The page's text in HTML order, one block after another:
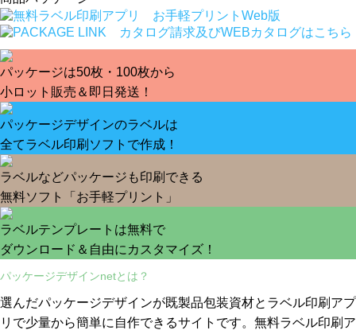
パッケージは50枚・100枚から
小ロット販売＆即日発送！
パッケージデザインのラベルは
全てラベル印刷ソフトで作成！
ラベルなどパッケージも印刷できる
無料ソフト「お手軽プリント」
ラベルテンプレートは無料で
ダウンロード＆自由にカスタマイズ！
パッケージデザインnetとは？
選んだパッケージデザインが既製品包装資材とラベル印刷アプ
リで少量から簡単に自作できるサイトです。無料ラベル印刷ア